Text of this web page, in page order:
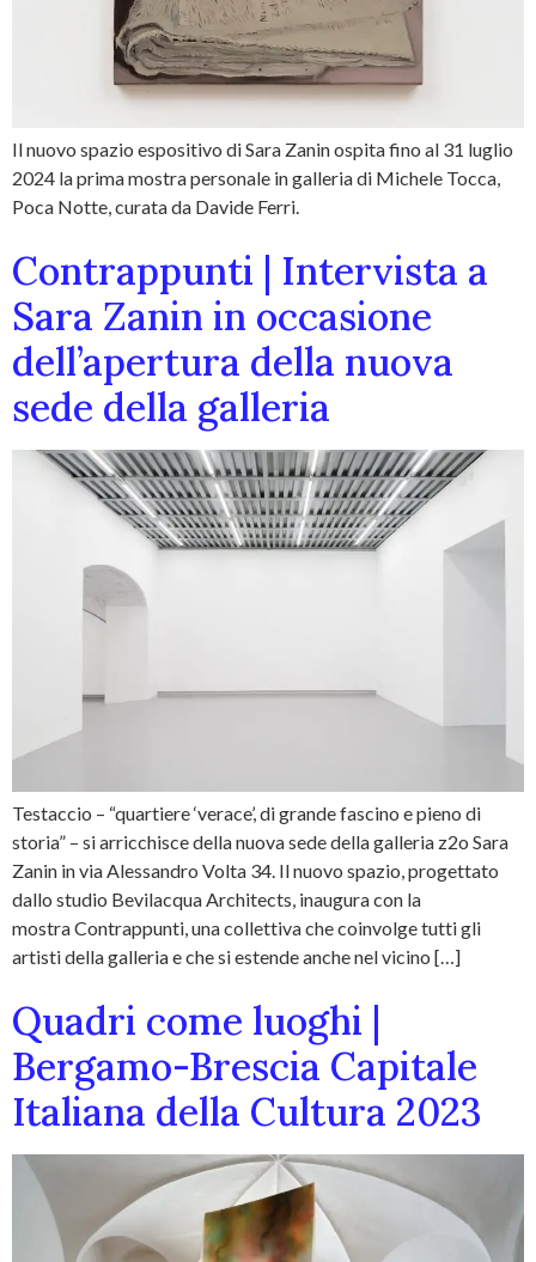
Il nuovo spazio espositivo di Sara Zanin ospita fino al 31 luglio
2024 la prima mostra personale in galleria di Michele Tocca,
Poca Notte, curata da Davide Ferri.
Contrappunti | Intervista a
Sara Zanin in occasione
dell’apertura della nuova
sede della galleria
Testaccio – “quartiere ‘verace’, di grande fascino e pieno di
storia” – si arricchisce della nuova sede della galleria z2o Sara
Zanin in via Alessandro Volta 34. Il nuovo spazio, progettato
dallo studio Bevilacqua Architects, inaugura con la
mostra Contrappunti, una collettiva che coinvolge tutti gli
artisti della galleria e che si estende anche nel vicino […]
Quadri come luoghi |
Bergamo-Brescia Capitale
Italiana della Cultura 2023